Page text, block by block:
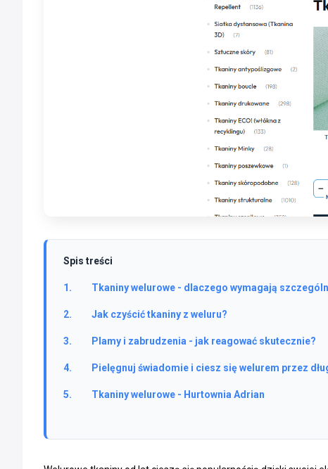
Spis treści
Tkaniny welurowe - dlaczego wymagają
Jak czyścić tkaniny z weluru?
Plamy i zabrudzenia - jak reagować skutecznie?
Pielęgnuj świadomie i ciesz się welurem przez
Tkaniny welurowe - Hurtownia Adrian